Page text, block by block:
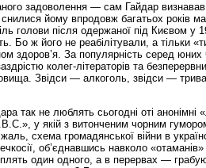
задоволення — сам Гайдар визнавав,
снилися йому впродовж багатьох років
голови після одержаної під Києвом у
Бо ж його не реабілітували, а тільки
здоров’я. За популярність серед
колег-літераторів та
Звідси — алкоголь, звідси —
так не люблять сьогодні оті анонімні
у якій з витонченим чорним
схема громадянської війни в
об’єднавшись навколо
один одного, а в перервах —